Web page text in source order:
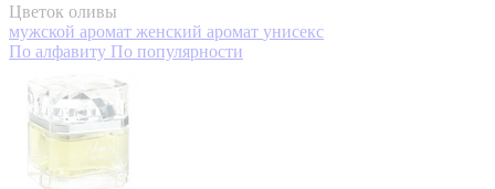
Цветок оливы
мужской аромат женский аромат унисекс
По алфавиту По популярности